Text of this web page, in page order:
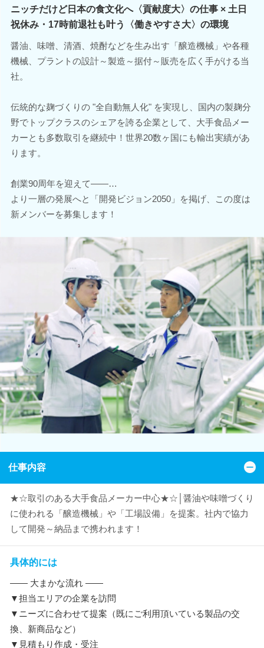
ニッチだけど日本の食文化へ〈貢献度大〉の仕事 × 土日
祝休み・17時前退社も叶う〈働きやすさ大〉の環境
醤油、味噌、清酒、焼酎などを生み出す「醸造機械」や各種
機械、プラントの設計～製造～据付～販売を広く手がける当
社。
伝統的な麹づくりの "全自動無人化" を実現し、国内の製麹分
野でトップクラスのシェアを誇る企業として、大手食品メー
カーとも多数取引を継続中！世界20数ヶ国にも輸出実績があ
ります。
創業90周年を迎えて――…
より一層の発展へと「開発ビジョン2050」を掲げ、この度は
新メンバーを募集します！
仕事内容
★☆取引のある大手食品メーカー中心★☆│醤油や味噌づくり
に使われる「醸造機械」や「工場設備」を提案。社内で協力
して開発～納品まで携われます！
具体的には
―― 大まかな流れ ――
▼担当エリアの企業を訪問
▼ニーズに合わせて提案（既にご利用頂いている製品の交
換、新商品など）
▼見積もり作成・受注